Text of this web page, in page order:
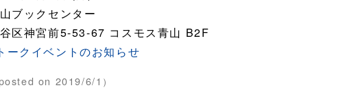
ブックセンター
区神宮前5-53-67 コスモス青山 B2F
ークイベントのお知らせ
posted on 2019/6/1）